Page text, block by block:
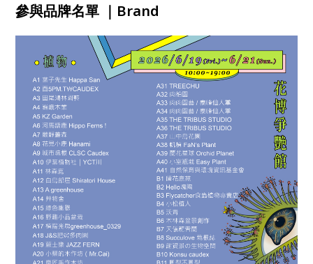
參與品牌名單 ｜Brand